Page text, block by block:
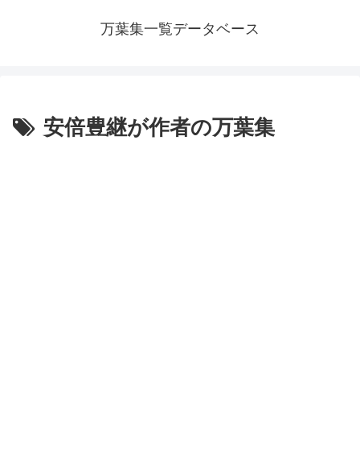
万葉集一覧データベース
安倍豊継が作者の万葉集